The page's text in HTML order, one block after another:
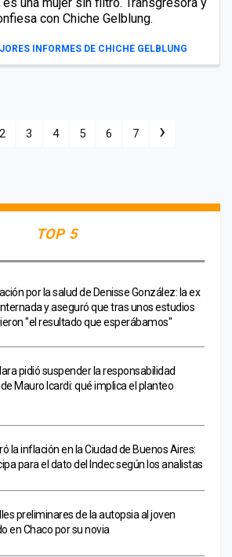
con Chiche Gelblung.
INFORMES DE CHICHE GELBLUNG
2 3 4 5 6 7 ›
TOP 5
por la salud de Denisse González: la ex
y aseguró que tras unos estudios
"el resultado que esperábamos"
pidió suspender la responsabilidad
Mauro Icardi: qué implica el planteo
la inflación en la Ciudad de Buenos Aires:
para el dato del Indec según los analistas
preliminares de la autopsia al joven
en Chaco por su novia